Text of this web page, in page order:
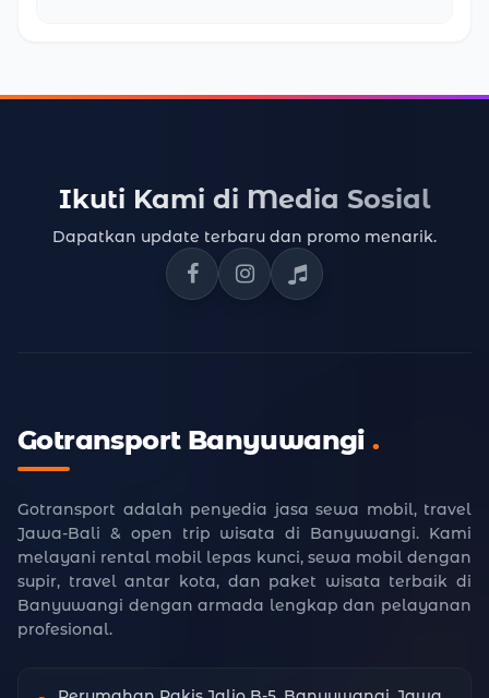
Ikuti Kami di Media Sosial
Dapatkan update terbaru dan promo menarik.
Facebook Gotransport
Instagram Gotransport
TikTok Gotransport
Gotransport Banyuwangi.
Gotransport adalah penyedia jasa sewa mobil, travel
Jawa-Bali & open trip wisata di Banyuwangi. Kami
melayani rental mobil lepas kunci, sewa mobil dengan
supir, travel antar kota, dan paket wisata terbaik di
Banyuwangi dengan armada lengkap dan pelayanan
profesional.